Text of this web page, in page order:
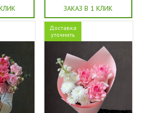
ЗАКАЗ В 1 КЛИК
Доставка
уточнить